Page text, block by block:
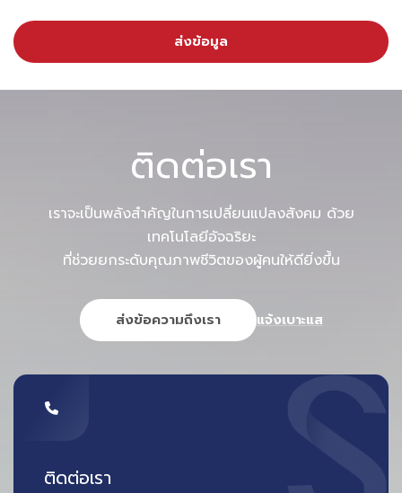
ส่งข้อมูล
ติดต่อเรา
เราจะเป็นพลังสำคัญในการเปลี่ยนแปลงสังคม ด้วย
เทคโนโลยีอัจฉริยะ
ที่ช่วยยกระดับคุณภาพชีวิตของผู้คนให้ดียิ่งขึ้น
ส่งข้อความถึงเรา แจ้งเบาะแส
ติดต่อเรา